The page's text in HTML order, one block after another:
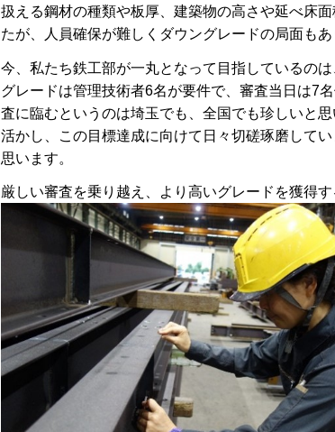
扱える鋼材の種類や板厚、建築物の高さや延べ床
たが、人員確保が難しくダウングレードの局面もあ
今、私たち鉄工部が一丸となって目指しているの
グレードは管理技術者6名が要件で、審査当日は7
査に臨むというのは埼玉でも、全国でも珍しいと
活かし、この目標達成に向けて日々切磋琢磨して
思います。
厳しい審査を乗り越え、より高いグレードを獲得